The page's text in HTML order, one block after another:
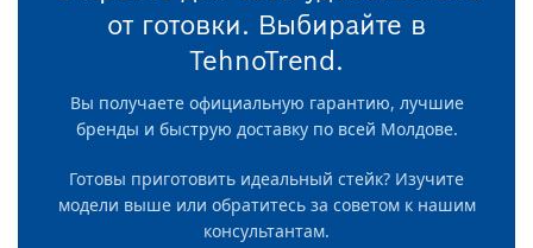
от готовки. Выбирайте в
TehnoTrend.
Вы получаете официальную гарантию, лучшие
бренды и быструю доставку по всей Молдове.
Готовы приготовить идеальный стейк? Изучите
модели выше или обратитесь за советом к нашим
консультантам.